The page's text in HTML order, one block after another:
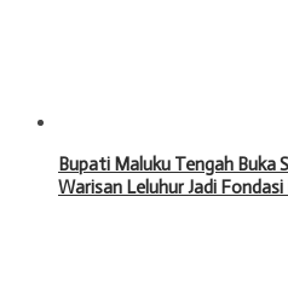
Bupati Maluku Tengah Buka
Warisan Leluhur Jadi